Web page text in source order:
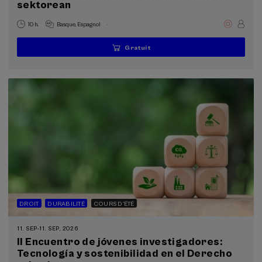
sektorean
10 h. Basque Espagnol .
...
Gratuit
Dernières
places
Gratuit
Date
passée
Liste
d'attente
Période
d'inscription
DROIT DURABILITÉ COURS D'ÉTÉ
11. SEP-11. SEP, 2026
II Encuentro de jóvenes investigadores:
Tecnología y sostenibilidad en el Derecho